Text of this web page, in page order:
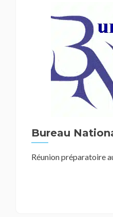
Bureau
Réunion préparatoire